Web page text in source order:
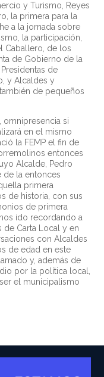
y Turismo, Reyes
la primera para la
a la jornada sobre
la participación,
Caballero, de los
de Gobierno de la
de
y Alcaldes y
de pequeños
omnipresencia si
en el mismo
la FEMP el fin de
entonces
Alcalde, Pedro
de la entonces
primera
de historia, con sus
de primera
ido recordando a
de Carta Local y en
con Alcaldes
de edad en este
y, además de
por la política local,
el municipalismo